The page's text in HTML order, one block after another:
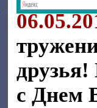
друзья!
с Днем